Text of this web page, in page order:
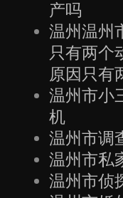
产吗
温州温州
只有两个
原因只有
温州市小
机
温州市调
温州市私
温州市侦